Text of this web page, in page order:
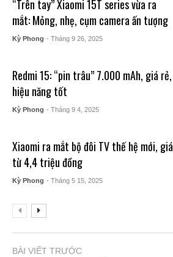
“Trên tay” Xiaomi 15T series vừa ra
mắt: Mỏng, nhẹ, cụm camera ấn tượng
Kỳ Phong - Tháng 9 26, 2025
Redmi 15: “pin trâu” 7.000 mAh, giá rẻ,
hiệu năng tốt
Kỳ Phong - Tháng 9 4, 2025
Xiaomi ra mắt bộ đôi TV thế hệ mới, giá
từ 4,4 triệu đồng
Kỳ Phong - Tháng 5 15, 2025
BÀI VIẾT TRƯỚC